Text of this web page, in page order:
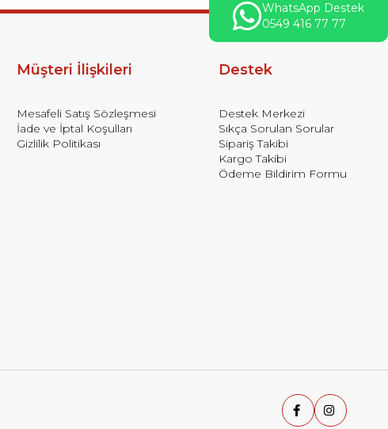
Müşteri İlişkileri
Mesafeli Satış Sözleşmesi
İade ve İptal Koşulları
Gizlilik Politikası
Destek
Destek Merkezi
Sıkça Sorulan Sorular
Sipariş Takibi
Kargo Takibi
Ödeme Bildirim Formu
WhatsApp Destek
0549 416 77 77